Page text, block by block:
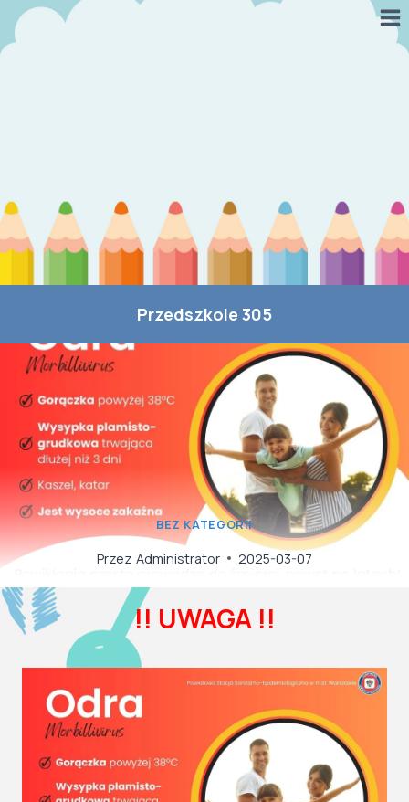
Przejdź
do
Przedszkole 305
BEZ KATEGORII
Przez Administrator 2025-03-07
!! UWAGA !!